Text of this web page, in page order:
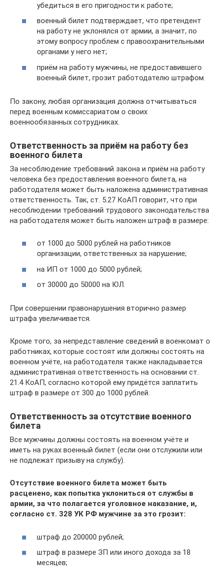
убедиться в его пригодности к работе;
военный билет подтверждает, что претендент
на работу не уклонялся от армии, а значит, по
этому вопросу проблем с правоохранительными
органами у него нет;
приём на работу мужчины, не предоставившего
военный билет, грозит работодателю штрафом.
По закону, любая организация должна отчитываться
перед военным комиссариатом о своих
военнообязанных сотрудниках.
Ответственность за приём на работу без
военного билета
За несоблюдение требований закона и приём на работу
человека без предоставления военного билета, на
работодателя может быть наложена административная
ответственность. Так, ст. 5.27 КоАП говорит, что при
несоблюдении требований трудового законодательства
на работодателя может быть наложен штраф в размере:
от 1000 до 5000 рублей на работников
организации, ответственных за нарушение;
на ИП от 1000 до 5000 рублей;
от 30000 до 50000 на ЮЛ.
При совершении правонарушения вторично размер
штрафа увеличивается.
Кроме того, за непредставление сведений в военкомат о
работниках, которые состоят или должны состоять на
военном учёте, на работодателя также накладывается
административная ответственность на основании ст.
21.4 КоАП, согласно которой ему придётся заплатить
штраф в размере от 300 до 1000 рублей.
Ответственность за отсутствие военного
билета
Все мужчины должны состоять на военном учёте и
иметь на руках военный билет (если они отслужили или
не подлежат призыву на службу).
Отсутствие военного билета может быть
расценено, как попытка уклониться от службы в
армии, за что полагается уголовное наказание, и,
согласно ст. 328 УК РФ мужчине за это грозит:
штраф до 200000 рублей;
штраф в размере ЗП или иного дохода за 18
месяцев;